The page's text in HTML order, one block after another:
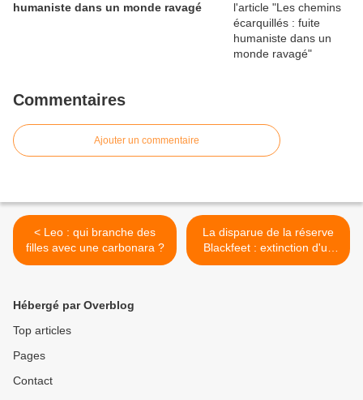
humaniste dans un monde ravagé
Commentaires
Ajouter un commentaire
< Leo : qui branche des
filles avec une carbonara ?
La disparue de la réserve
Blackfeet : extinction d'un
peuple >
Hébergé par Overblog
Top articles
Pages
Contact